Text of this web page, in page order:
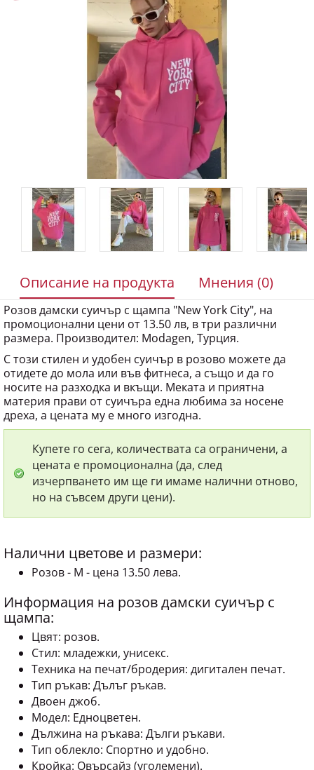
Розов дамски суичър с щампа "New York City", на
промоционални цени от 13.50 лв, в три различни
размера. Производител: Modagen, Турция.
С този стилен и удобен суичър в розово можете да
отидете до мола или във фитнеса, а също и да го
носите на разходка и вкъщи. Меката и приятна
материя прави от суичъра една любима за носене
дреха, а цената му е много изгодна.
цената е промоционална (да, след
изчерпването им ще ги имаме налични отново,
но на съвсем други цени).
Розов - M - цена 13.50 лева.
щампа:
Цвят: розов.
Стил: младежки, унисекс.
Техника на печат/бродерия: дигитален печат.
Тип ръкав: Дълъг ръкав.
Двоен джоб.
Модел: Едноцветен.
Дължина на ръкава: Дълги ръкави.
Тип облекло: Спортно и удобно.
Кройка: Овърсайз (уголемени).